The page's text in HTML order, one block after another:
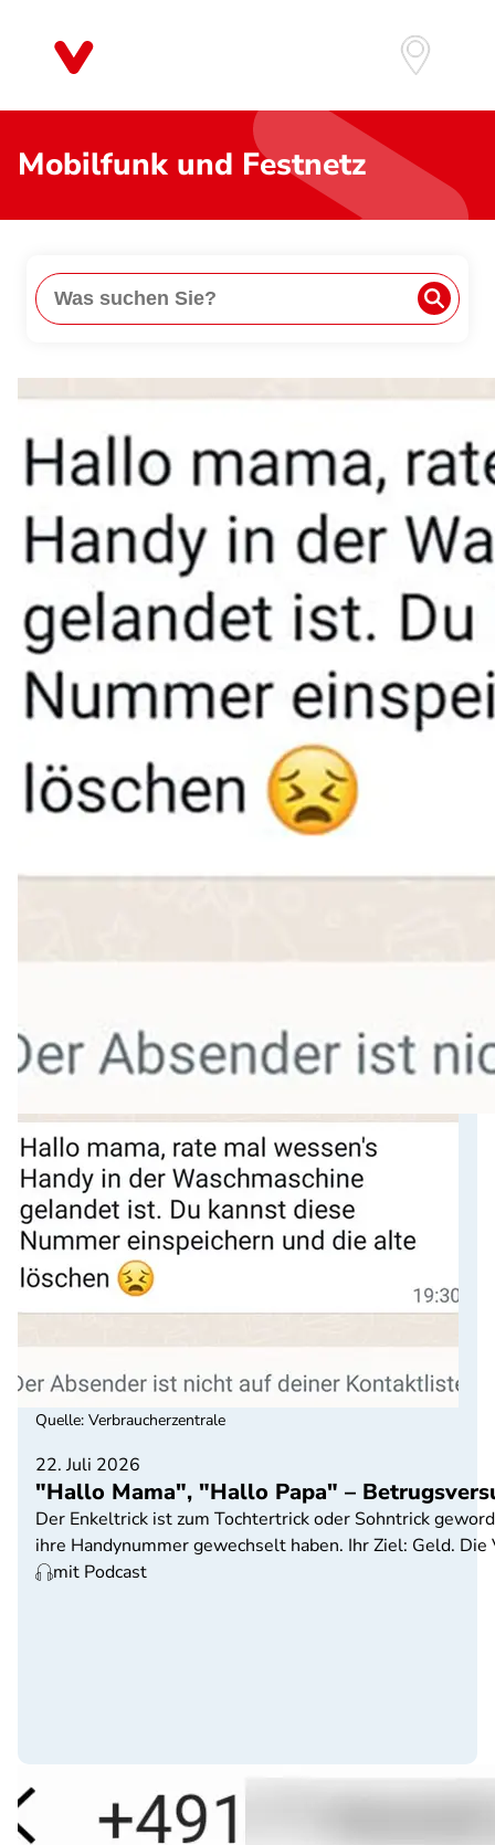
Mobilfunk und Festnetz
22. Juli 2026
"Hallo Mama", "Hallo Papa" –
Der Enkeltrick ist zum Tochtertrick oder Sohntrick
ihre Handynummer gewechselt haben. Ihr Ziel: Geld.
mit Podcast
Quelle: Verbraucherzentrale